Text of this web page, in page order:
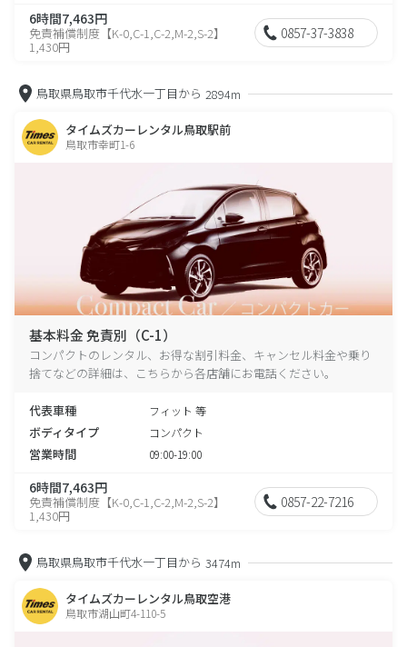
6時間7,463円
免責補償制度【K-0,C-1,C-2,M-2,S-2】
1,430円
0857-37-3838
鳥取県鳥取市千代水一丁目から 2894m
タイムズカーレンタル鳥取駅前
鳥取市幸町1-6
基本料金 免責別（C-1）
コンパクトのレンタル、お得な割引料金、キャンセル料金や乗り
捨てなどの詳細は、こちらから各店舗にお電話ください。
代表車種 フィット 等
ボディタイプ コンパクト
営業時間 09:00-19:00
6時間7,463円
免責補償制度【K-0,C-1,C-2,M-2,S-2】
1,430円
0857-22-7216
鳥取県鳥取市千代水一丁目から 3474m
タイムズカーレンタル鳥取空港
鳥取市湖山町4-110-5